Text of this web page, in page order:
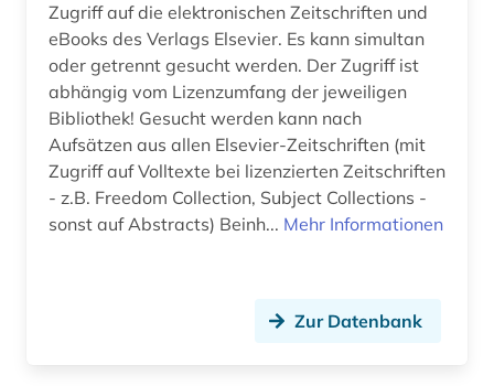
exil (1)
f&amp;e (1)
fachdidaktik (6)
fachinformation (1)
fallstudie (1)
Zugriff auf die elektronischen Zeitschriften und
eBooks des Verlags Elsevier. Es kann simultan
oder getrennt gesucht werden. Der Zugriff ist
abhängig vom Lizenzumfang der jeweiligen
Bibliothek! Gesucht werden kann nach
Aufsätzen aus allen Elsevier-Zeitschriften (mit
Zugriff auf Volltexte bei lizenzierten Zeitschriften
- z.B. Freedom Collection, Subject Collections -
sonst auf Abstracts) Beinh... Mehr Informationen
Zur Datenbank